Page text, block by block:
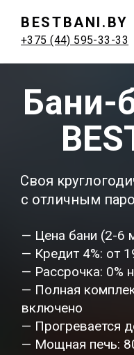
+375 (44) 595-33-33
BESTBANI.BY
Своя
с отличным
— Цена бани (2-6
— Кредит 4%: от
— Рассрочка: 0%
— Полная
включено
— Прогревается
— Мощная печь:
Бани-